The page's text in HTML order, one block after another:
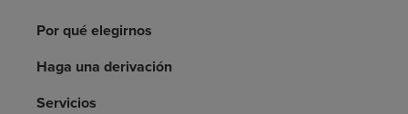
Pacientes y cuidadores
Por qué elegirnos
Haga una derivación
Servicios